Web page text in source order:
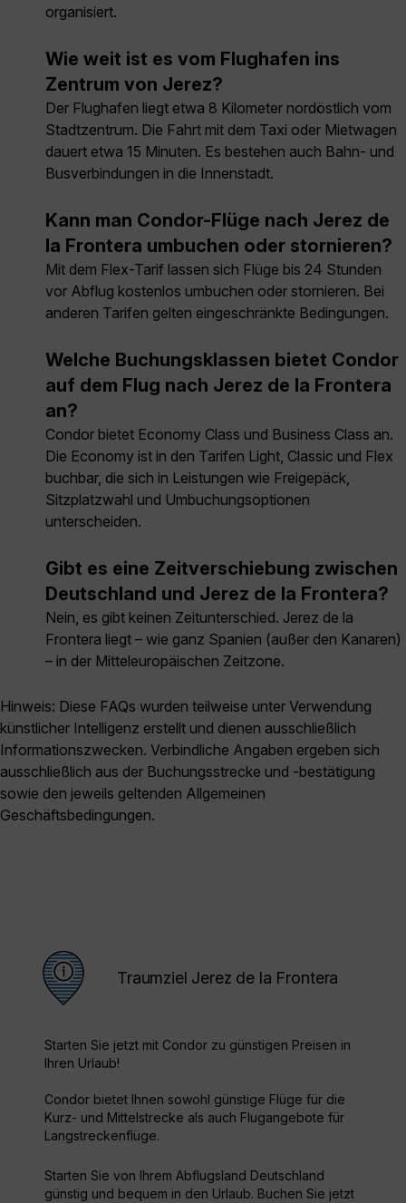
organisiert.
Wie weit ist es vom Flughafen ins
Zentrum von Jerez?
Der Flughafen liegt etwa 8 Kilometer nordöstlich vom
Stadtzentrum. Die Fahrt mit dem Taxi oder Mietwagen
dauert etwa 15 Minuten. Es bestehen auch Bahn- und
Busverbindungen in die Innenstadt.
Kann man Condor-Flüge nach Jerez de
la Frontera umbuchen oder stornieren?
Mit dem Flex-Tarif lassen sich Flüge bis 24 Stunden
vor Abflug kostenlos umbuchen oder stornieren. Bei
anderen Tarifen gelten eingeschränkte Bedingungen.
Welche Buchungsklassen bietet Condor
auf dem Flug nach Jerez de la Frontera
an?
Condor bietet Economy Class und Business Class an.
Die Economy ist in den Tarifen Light, Classic und Flex
buchbar, die sich in Leistungen wie Freigepäck,
Sitzplatzwahl und Umbuchungsoptionen
unterscheiden.
Gibt es eine Zeitverschiebung zwischen
Deutschland und Jerez de la Frontera?
Nein, es gibt keinen Zeitunterschied. Jerez de la
Frontera liegt – wie ganz Spanien (außer den Kanaren)
– in der Mitteleuropäischen Zeitzone.
Hinweis: Diese FAQs wurden teilweise unter Verwendung
künstlicher Intelligenz erstellt und dienen ausschließlich
Informationszwecken. Verbindliche Angaben ergeben sich
ausschließlich aus der Buchungsstrecke und -bestätigung
sowie den jeweils geltenden Allgemeinen
Geschäftsbedingungen.
Traumziel Jerez de la Frontera
Starten Sie jetzt mit Condor zu günstigen Preisen in
Ihren Urlaub!
Condor bietet Ihnen sowohl günstige Flüge für die
Kurz- und Mittelstrecke als auch Flugangebote für
Langstreckenflüge.
Starten Sie von Ihrem Abflugsland Deutschland
günstig und bequem in den Urlaub. Buchen Sie jetzt